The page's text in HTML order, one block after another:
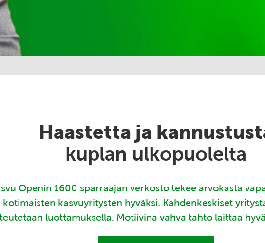
Haastetta ja
kuplan ulkopuolelta
Openin 1600 sparraajan verkosto tekee arvokasta
kotimaisten kasvuyritysten hyväksi. Kahdenkeskiset
luottamuksella. Motiivina vahva tahto laittaa